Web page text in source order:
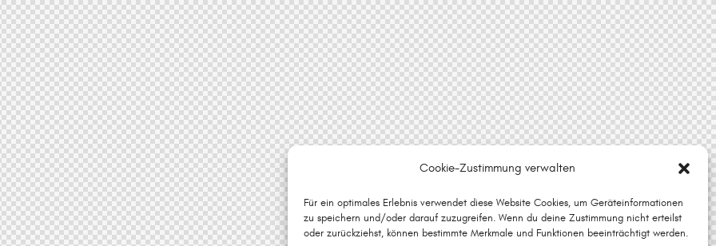
Cookie-Zustimmung verwalten
Für ein optimales Erlebnis verwendet diese Website Cookies, um Geräteinformationen
zu speichern und/oder darauf zuzugreifen. Wenn du deine Zustimmung nicht erteilst
oder zurückziehst, können bestimmte Merkmale und Funktionen beeinträchtigt werden.